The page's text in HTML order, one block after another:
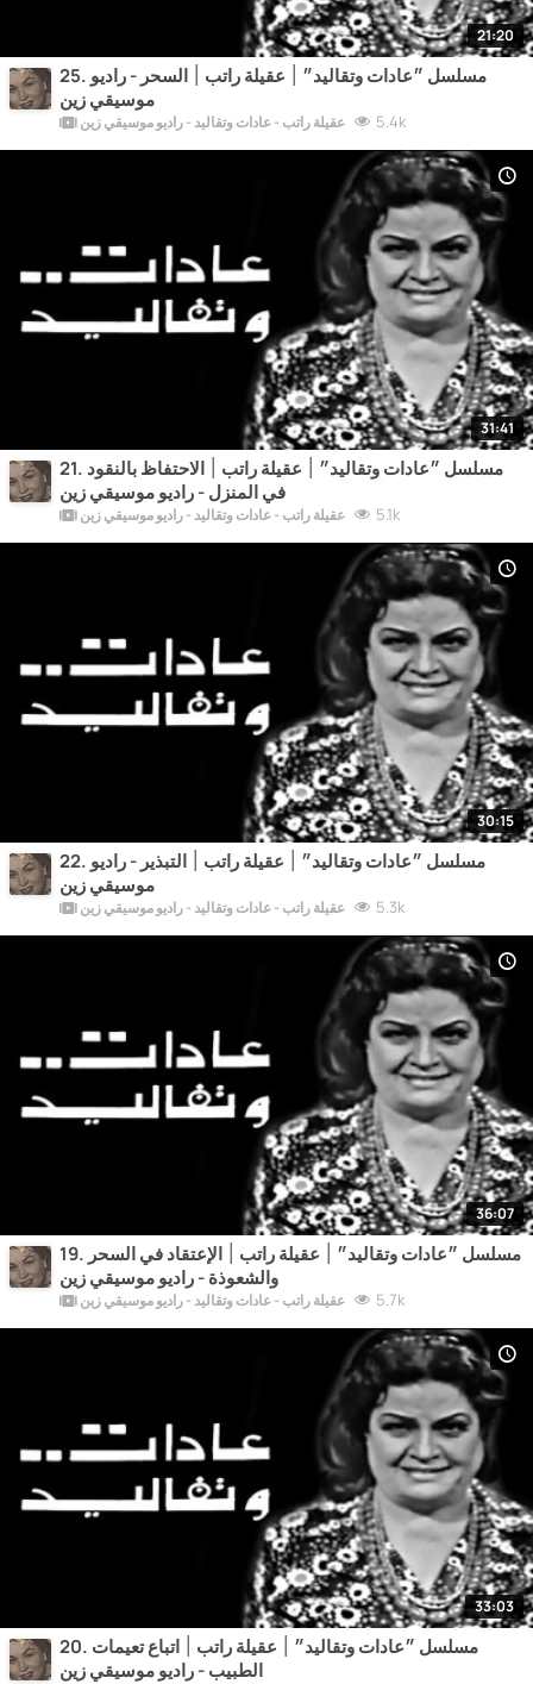
21:20
25. مسلسل ״عادات وتقاليد״ ׀ عقيلة راتب ׀ السحر - راديو
موسيقي زين
عقيلة راتب - عادات وتقاليد - راديو موسيقي زين 5.4k
31:41
21. مسلسل ״عادات وتقاليد״ ׀ عقيلة راتب ׀ الاحتفاظ بالنقود
في المنزل - راديو موسيقي زين
عقيلة راتب - عادات وتقاليد - راديو موسيقي زين 5.1k
30:15
22. مسلسل ״عادات وتقاليد״ ׀ عقيلة راتب ׀ التبذير - راديو
موسيقي زين
عقيلة راتب - عادات وتقاليد - راديو موسيقي زين 5.3k
36:07
19. مسلسل ״عادات وتقاليد״ ׀ عقيلة راتب ׀ الإعتقاد في السحر
والشعوذة - راديو موسيقي زين
عقيلة راتب - عادات وتقاليد - راديو موسيقي زين 5.7k
33:03
20. مسلسل ״عادات وتقاليد״ ׀ عقيلة راتب ׀ اتباع تعيمات
الطبيب - راديو موسيقي زين